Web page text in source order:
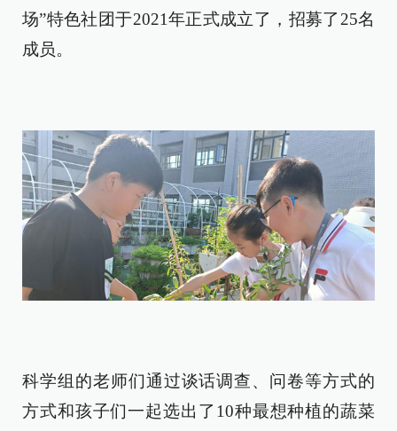
场”特色社团于2021年正式成立了，招募了25名
成员。
科学组的老师们通过谈话调查、问卷等方式的
方式和孩子们一起选出了10种最想种植的蔬菜